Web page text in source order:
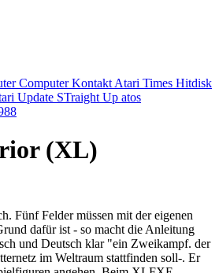
Computer Kontakt Atari Times Hitdisk
Update STraight Up atos
(XL)
Fünf Felder müssen mit der eigenen
dafür ist - so macht die Anleitung
und Deutsch klar "ein Zweikampf. der
im Weltraum stattfinden soll-. Er